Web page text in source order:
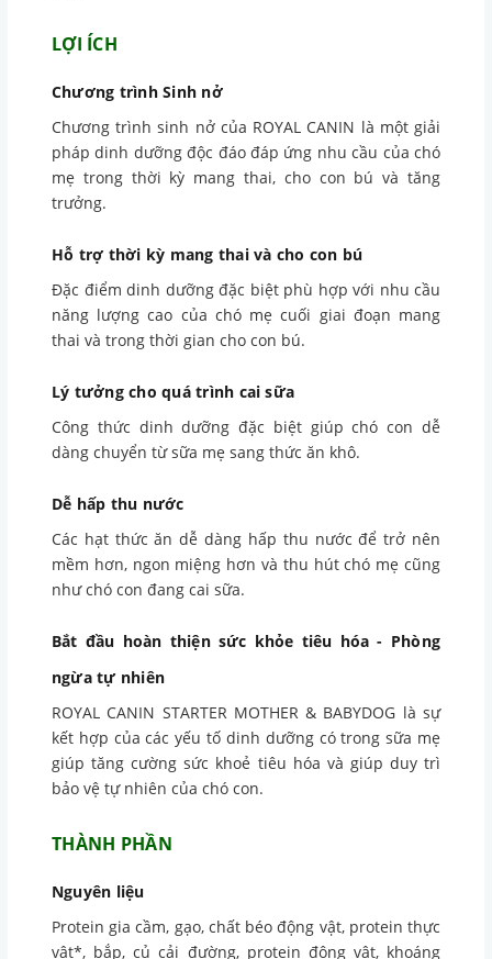
LỢI ÍCH
Chương trình Sinh nở
Chương trình sinh nở của ROYAL CANIN là một giải
pháp dinh dưỡng độc đáo đáp ứng nhu cầu của chó
mẹ trong thời kỳ mang thai, cho con bú và tăng
trưởng.
Hỗ trợ thời kỳ mang thai và cho con bú
Đặc điểm dinh dưỡng đặc biệt phù hợp với nhu cầu
năng lượng cao của chó mẹ cuối giai đoạn mang
thai và trong thời gian cho con bú.
Lý tưởng cho quá trình cai sữa
Công thức dinh dưỡng đặc biệt giúp chó con dễ
dàng chuyển từ sữa mẹ sang thức ăn khô.
Dễ hấp thu nước
Các hạt thức ăn dễ dàng hấp thu nước để trở nên
mềm hơn, ngon miệng hơn và thu hút chó mẹ cũng
như chó con đang cai sữa.
Bắt đầu hoàn thiện sức khỏe tiêu hóa - Phòng
ngừa tự nhiên
ROYAL CANIN STARTER MOTHER & BABYDOG là sự
kết hợp của các yếu tố dinh dưỡng có trong sữa mẹ
giúp tăng cường sức khoẻ tiêu hóa và giúp duy trì
bảo vệ tự nhiên của chó con.
THÀNH PHẦN
Nguyên liệu
Protein gia cầm, gạo, chất béo động vật, protein thực
vật*, bắp, củ cải đường, protein động vật, khoáng